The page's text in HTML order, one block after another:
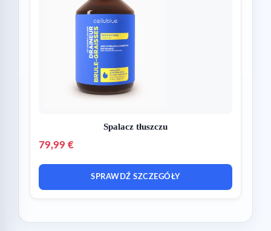
Spalacz tłuszczu
79,99 €
SPRAWDŹ SZCZEGÓŁY